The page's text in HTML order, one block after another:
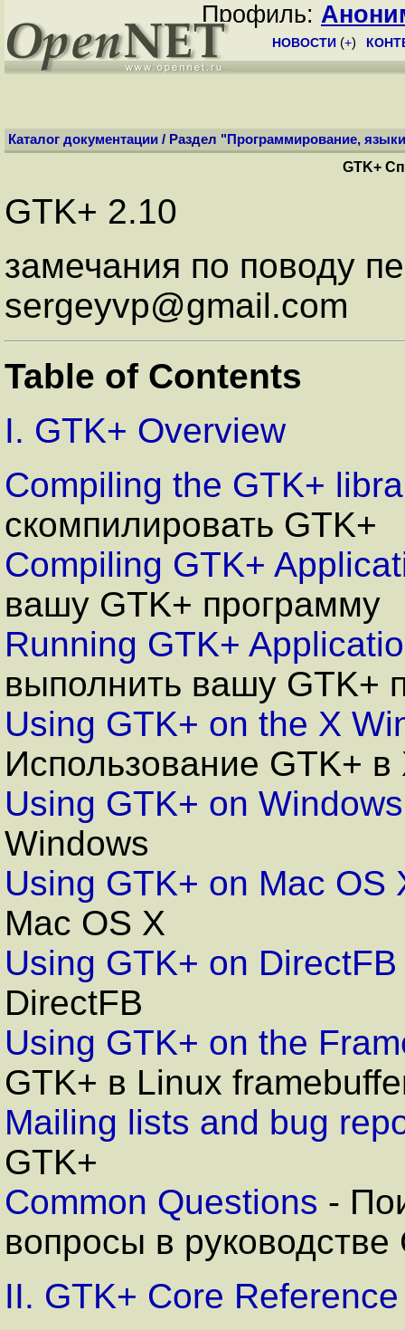
Профиль:
НОВОСТИ (+)
Каталог документации / Раздел " Программирование, языки
GTK+
GTK+ 2.10
замечания по поводу
sergeyvp@gmail.com
Table of Contents
I. GTK+ Overview
Compiling the GTK+
скомпилировать GTK+
Compiling GTK+
вашу GTK+ программу
Running GTK+
выполнить вашу GTK+
Using GTK+ on the X
Использование GTK+ в
Using GTK+ on Windows
Windows
Using GTK+ on Mac OS
Mac OS X
Using GTK+ on DirectFB
DirectFB
Using GTK+ on the
GTK+ в Linux
Mailing lists and bug
GTK+
Common Questions -
вопросы в руководстве
II. GTK+ Core Reference